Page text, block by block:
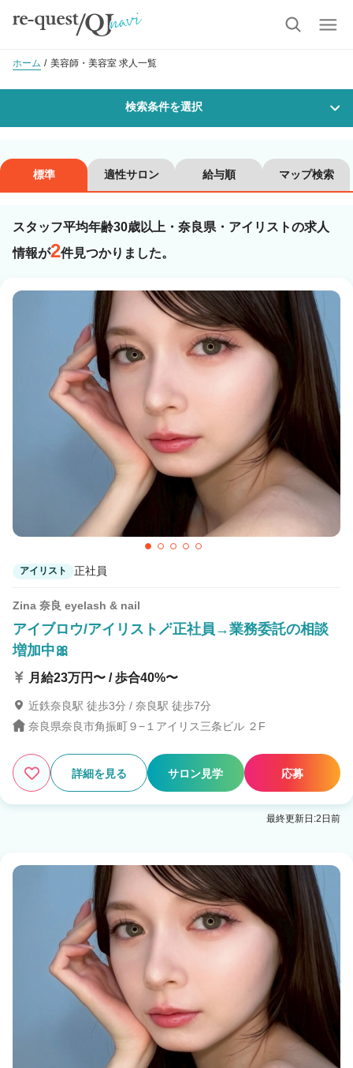
ホーム 美容師・美容室 求人一覧
検索条件を選択
沿線・駅を選択 市区町村を選択
美容師スタイリスト 美容師アシスタント
カラーリスト フロント・レセプション
ヘアメイク・美容部員
ネイリスト エステティシャン
講師・インストラクター 営業・販売スタッフ・その他
業務委託・フリーランス
詳細条件
スタッフ平均年齢30歳以上
この条件の求人数2件
検索する
標準 適性サロン 給与順 マップ検索
スタッフ平均年齢30歳以上・奈良県・アイリストの求人
情報が2件見つかりました。
アイリスト 正社員
Zina 奈良 eyelash & nail
アイブロウ/アイリスト🪄正社員→業務委託の相談
増加中🎀
月給23万円〜 / 歩合40%〜
近鉄奈良駅 徒歩3分 / 奈良駅 徒歩7分
奈良県奈良市角振町９−１アイリス三条ビル ２F
詳細を見る サロン見学 応募
最終更新日:2日前